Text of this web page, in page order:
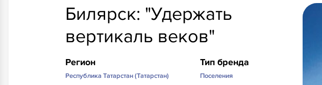
Билярск: "Удержать
вертикаль веков"
Регион
Республика Татарстан (Татарстан)
Тип бренда
Поселения